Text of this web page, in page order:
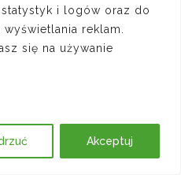
i logów oraz do
reklam.
się na używanie
Akceptuj
zatrzymanie
w praktyce
ale wciąż